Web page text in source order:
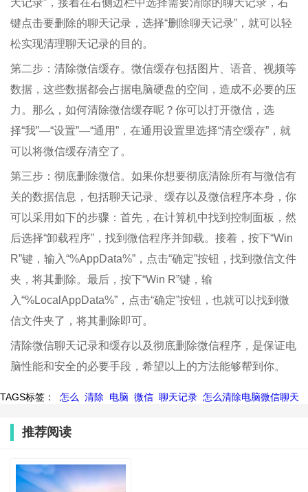
天记录”，接着在右侧边栏中选择需要清除的聊天记录，右
键点击要删除的聊天记录，选择“删除聊天记录”，就可以轻
松实现清理聊天记录的目的。
第二步：清除微信缓存。微信缓存包括图片、语音、视频等
数据，这些数据都会占据电脑硬盘的空间，造成不必要的压
力。那么，如何清除微信缓存呢？你可以打开微信，选
择“我”—“设置”—“通用”，在通用设置里选择“清空缓存”，就
可以将微信缓存清空了。
第三步：彻底删除微信。如果你想要彻底清除所有与微信有
关的数据信息，包括聊天记录、缓存以及微信程序本身，你
可以采用如下的步骤：首先，在计算机中找到控制面板，然
后选择“卸载程序”，找到微信程序并卸载。接着，按下“Win
R”键，输入“%AppData%”，点击“确定”按钮，找到微信文件
夹，将其删除。最后，按下“Win R”键，输
入“%LocalAppData%”，点击“确定”按钮，也就可以找到微
信文件夹了，将其删除即可。
清除微信聊天记录和缓存以及彻底删除微信程序，是保证电
脑性能和安全的必要手段，希望以上的方法能够帮到你。
TAGS标签： 怎么 清除 电脑 微信 聊天记录 怎么清除电脑微信聊天
推荐阅读